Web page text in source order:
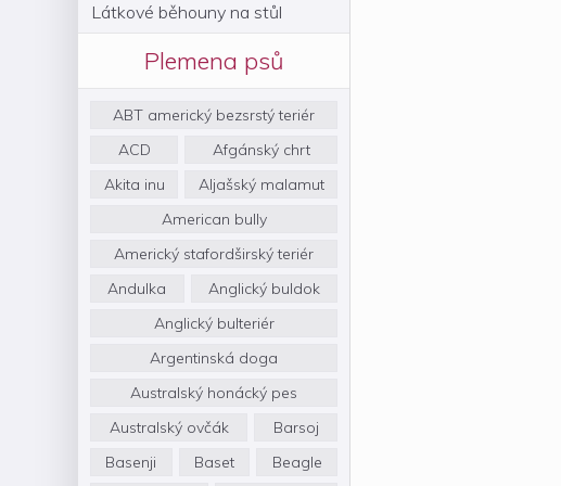
Látkové běhouny na stůl
Plemena psů
ABT americký bezsrstý teriér
ACD
Afgánský chrt
Akita inu
Aljašský malamut
American bully
Americký stafordširský teriér
Andulka
Anglický buldok
Anglický bulteriér
Argentinská doga
Australský honácký pes
Australský ovčák
Barsoj
Basenji
Baset
Beagle